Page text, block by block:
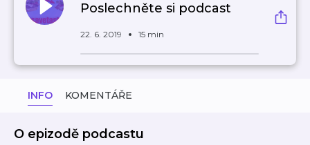
Poslechněte si podcast
22. 6. 2019 15 min
INFO KOMENTÁŘE
O epizodě podcastu